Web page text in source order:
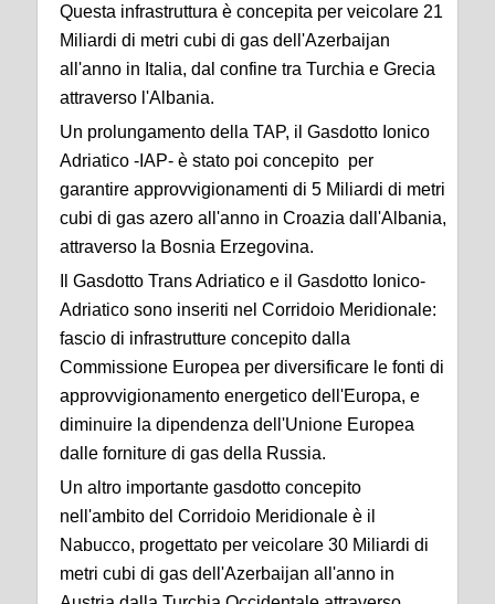
Questa infrastruttura è concepita per veicolare 21
Miliardi di metri cubi di gas dell'Azerbaijan
all'anno in Italia, dal confine tra Turchia e Grecia
attraverso l'Albania.
Un prolungamento della TAP, il Gasdotto Ionico
Adriatico -IAP- è stato poi concepito per
garantire approvvigionamenti di 5 Miliardi di metri
cubi di gas azero all'anno in Croazia dall'Albania,
attraverso la Bosnia Erzegovina.
Il Gasdotto Trans Adriatico e il Gasdotto Ionico-
Adriatico sono inseriti nel Corridoio Meridionale:
fascio di infrastrutture concepito dalla
Commissione Europea per diversificare le fonti di
approvvigionamento energetico dell'Europa, e
diminuire la dipendenza dell'Unione Europea
dalle forniture di gas della Russia.
Un altro importante gasdotto concepito
nell'ambito del Corridoio Meridionale è il
Nabucco, progettato per veicolare 30 Miliardi di
metri cubi di gas dell'Azerbaijan all'anno in